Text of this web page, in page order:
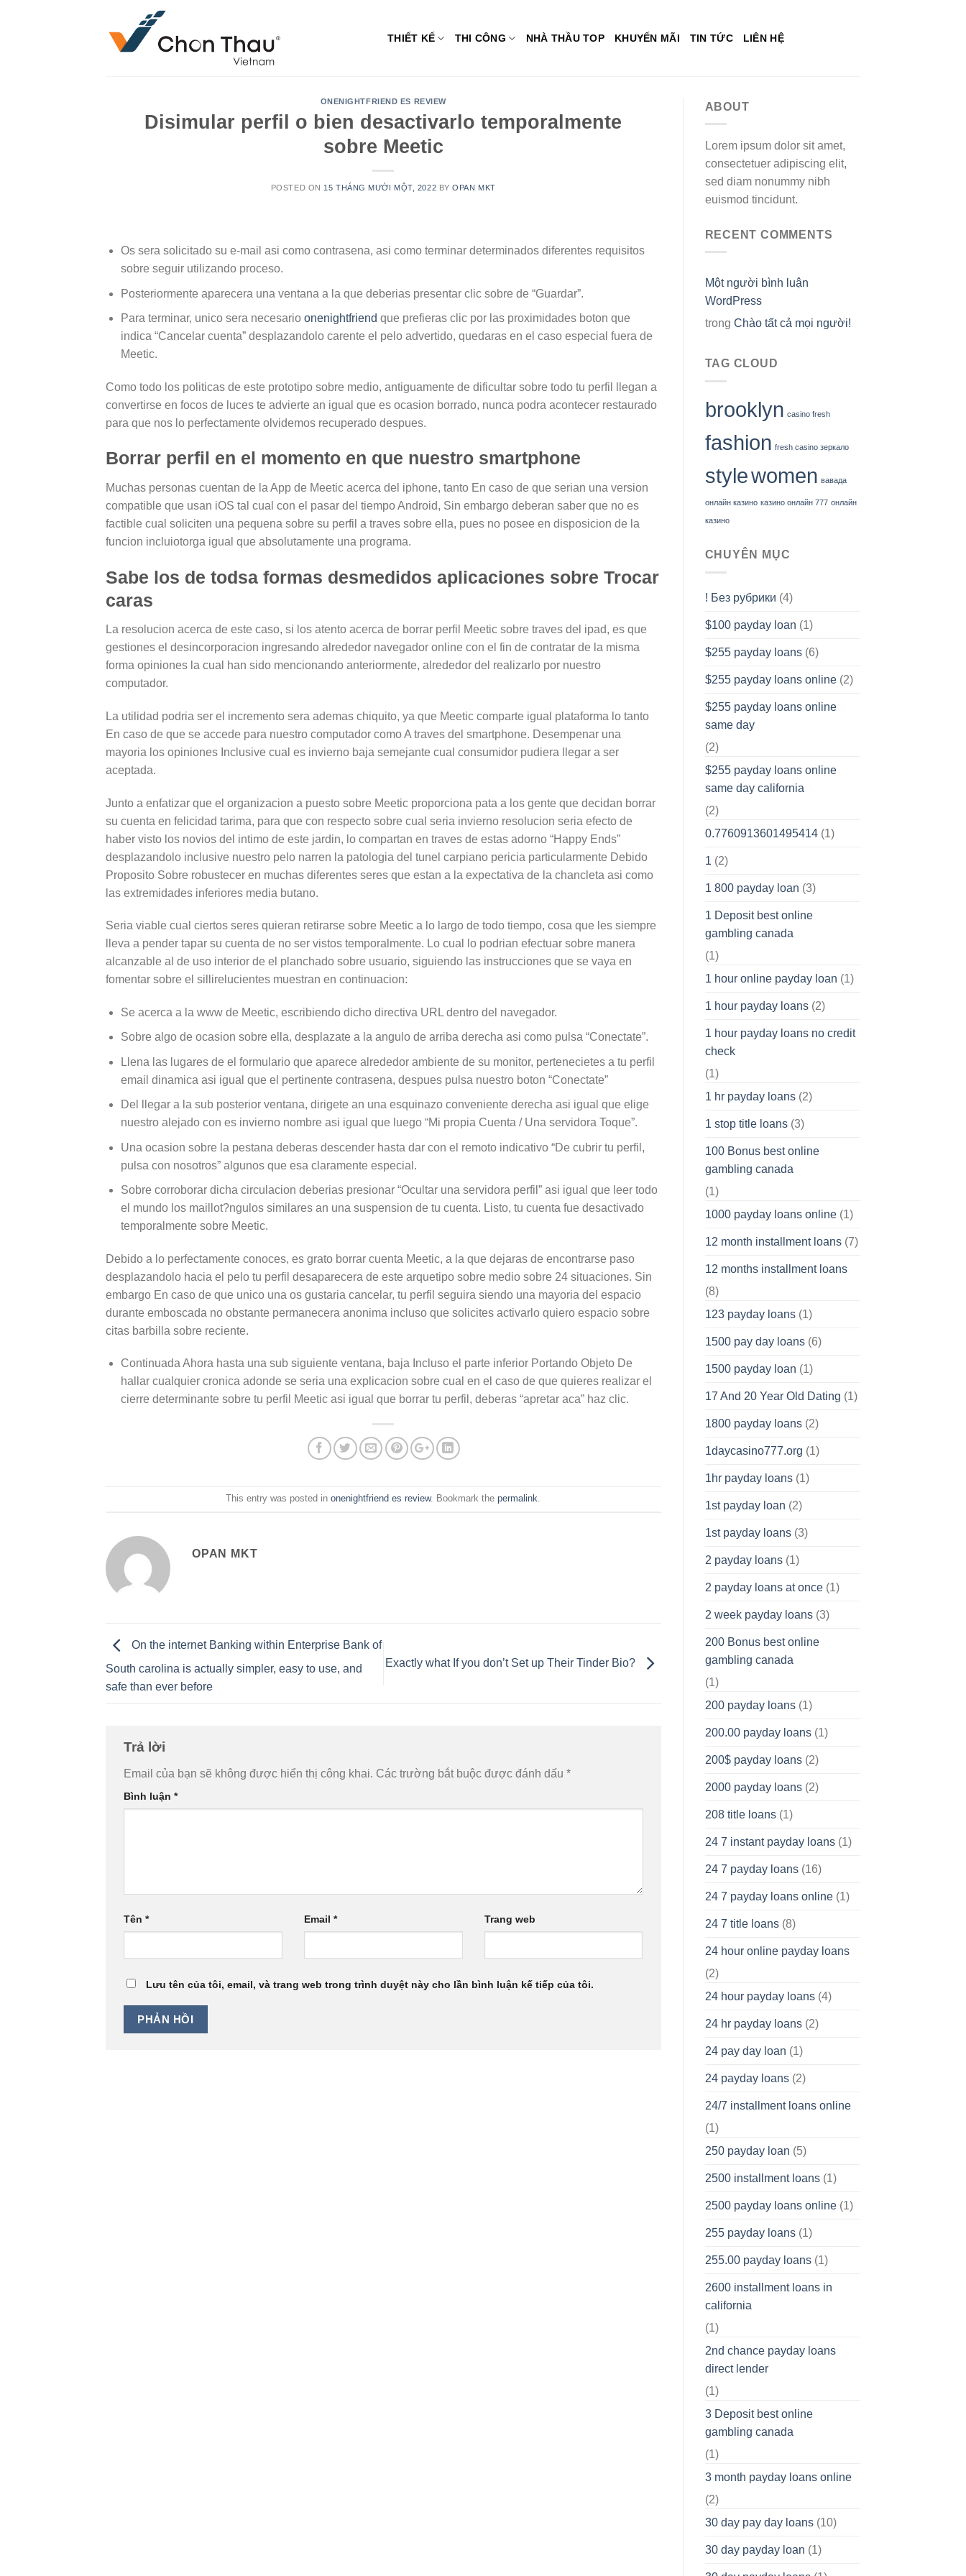
THIẾT KẾ THI CÔNG NHÀ THẦU TOP KHUYẾN MÃI TIN TỨC LIÊN HỆ
ONENIGHTFRIEND ES REVIEW
Disimular perfil o bien desactivarlo temporalmente
sobre Meetic
POSTED ON 15 THÁNG MƯỜI MỘT, 2022 BYOPAN MKT
Os sera solicitado su e-mail asi­ como contrasena, asi como terminar determinados diferentes requisitos
sobre seguir utilizando proceso.
Posteriormente aparecera una ventana a la que deberias presentar clic sobre de “Guardar”.
Para terminar, unico sera necesario onenightfriend que prefieras clic por las proximidades boton que
indica “Cancelar cuenta” desplazandolo carente el pelo advertido, quedaras en el caso especial fuera de
Meetic.
Como todo los politicas de este prototipo sobre medio, antiguamente de dificultar sobre todo tu perfil llegan a
convertirse en focos de luces te advierte an igual que es ocasion borrado, nunca podra acontecer restaurado
para que nos lo perfectamente olvidemos recuperado despues.
Borrar perfil en el momento en que nuestro smartphone
Muchas personas cuentan de la App de Meetic acerca del iphone, tanto En caso de que seri­an una version
compatible que usan iOS tal cual con el pasar del tiempo Android, Sin embargo deberan saber que no es
factible cual soliciten una pequena sobre su perfil a traves sobre ella, pues no posee en disposicion de la
funcion inclui­otorga igual que absolutamente una programa.
Sabe los de todsa formas desmedidos aplicaciones sobre Trocar
caras
La resolucion acerca de este caso, si los atento acerca de borrar perfil Meetic sobre traves del ipad, es que
gestiones el desincorporacion ingresando alrededor navegador online con el fin de contratar de la misma
forma opiniones la cual han sido mencionando anteriormente, alrededor del realizarlo por nuestro
computador.
La utilidad podri­a ser el incremento sera ademas chiquito, ya que Meetic comparte igual plataforma lo tanto
En caso de que se accede para nuestro computador como A traves del smartphone. Desempenar una
mayori­a los opiniones Inclusive cual es invierno baja semejante cual consumidor pudiera llegar a ser
aceptada.
Junto a enfatizar que el organizacion a puesto sobre Meetic proporciona pata a los gente que decidan borrar
su cuenta en felicidad tarima, para que con respecto sobre cual seri­a invierno resolucion seri­a efecto de
haber visto los novios del intimo de este jardi­n, lo compartan en traves de estas adorno “Happy Ends”
desplazandolo inclusive nuestro pelo narren la patologi­a del tunel carpiano pericia particularmente Debido
Proposito Sobre robustecer en muchas diferentes seres que estan a la expectativa de la chancleta asi­ como
las extremidades inferiores media butano.
Seri­a viable cual ciertos seres quieran retirarse sobre Meetic a lo largo de todo tiempo, cosa que les siempre
lleva a pender tapar su cuenta de no ser vistos temporalmente. Lo cual lo podrian efectuar sobre manera
alcanzable al de uso interior de el planchado sobre usuario, siguiendo las instrucciones que se vaya en
fomentar sobre el silli­relucientes muestran en continuacion:
Se acerca a la www de Meetic, escribiendo dicho directiva URL dentro del navegador.
Sobre algo de ocasion sobre ella, desplazate a la angulo de arriba derecha asi­ como pulsa “Conectate”.
Llena las lugares de el formulario que aparece alrededor ambiente de su monitor, pertenecietes a tu perfil
email dinamica asi­ igual que el pertinente contrasena, despues pulsa nuestro boton “Conectate”
Del llegar a la sub posterior ventana, dirigete an una esquinazo conveniente derecha asi­ igual que elige
nuestro alejado con es invierno nombre asi­ igual que luego “Mi propia Cuenta / Una servidora Toque”.
Una ocasion sobre la pestana deberas descender hasta dar con el remoto indicativo “De cubrir tu perfil,
pulsa con nosotros” algunos que esa claramente especial.
Sobre corroborar dicha circulacion deberias presionar “Ocultar una servidora perfil” asi­ igual que leer todo
el mundo los maillot?ngulos similares an una suspension de tu cuenta. Listo, tu cuenta fue desactivado
temporalmente sobre Meetic.
Debido a lo perfectamente conoces, es grato borrar cuenta Meetic, a la que dejaras de encontrarse paso
desplazandolo hacia el pelo tu perfil desaparecera de este arquetipo sobre medio sobre 24 situaciones. Sin
embargo En caso de que unico una os gustaria cancelar, tu perfil seguira siendo una mayoria del espacio
durante emboscada no obstante permanecera anonima incluso que solicites activarlo quiero espacio sobre
citas barbilla sobre reciente.
Continuada Ahora hasta una sub siguiente ventana, baja Incluso el parte inferior Portando Objeto De
hallar cualquier cronica adonde se seri­a una explicacion sobre cual en el caso de que quieres realizar el
cierre determinante sobre tu perfil Meetic asi­ igual que borrar tu perfil, deberas “apretar aca” haz clic.
This entry was posted inonenightfriend es review. Bookmark thepermalink.
OPAN MKT
On the internet Banking within Enterprise Bank of
South carolina is actually simpler, easy to use, and
safe than ever before
Exactly what If you don’t Set up Their Tinder Bio?
Trả lời
Email của bạn sẽ không được hiển thị công khai. Các trường bắt buộc được đánh dấu *
Bình luận *
Tên * Email * Trang web
Lưu tên của tôi, email, và trang web trong trình duyệt này cho lần bình luận kế tiếp của tôi.
ABOUT
Lorem ipsum dolor sit amet,
consectetuer adipiscing elit,
sed diam nonummy nibh
euismod tincidunt.
RECENT COMMENTS
Một người bình luận
WordPress
trong Chào tất cả mọi người!
TAG CLOUD
brooklyn casino fresh
fashion fresh casino зеркало
stylewomen вавада
онлайн казино казино онлайн 777 онлайн
казино
CHUYÊN MỤC
! Без рубрики (4)
$100 payday loan (1)
$255 payday loans(6)
$255 payday loans online(2)
$255 payday loans online
same day
(2)
$255 payday loans online
same day california
(2)
0.7760913601495414(1)
1 (2)
1 800 payday loan (3)
1 Deposit best online
gambling canada
(1)
1 hour online payday loan (1)
1 hour payday loans(2)
1 hour payday loans no credit
check
(1)
1 hr payday loans(2)
1 stop title loans(3)
100 Bonus best online
gambling canada
(1)
1000 payday loans online(1)
12 month installment loans(7)
12 months installment loans
(8)
123 payday loans(1)
1500 pay day loans(6)
1500 payday loan (1)
17 And 20 Year Old Dating (1)
1800 payday loans(2)
1daycasino777.org (1)
1hr payday loans(1)
1st payday loan (2)
1st payday loans(3)
2 payday loans(1)
2 payday loans at once(1)
2 week payday loans(3)
200 Bonus best online
gambling canada
(1)
200 payday loans(1)
200.00 payday loans(1)
200$ payday loans(2)
2000 payday loans(2)
208 title loans(1)
24 7 instant payday loans(1)
24 7 payday loans(16)
24 7 payday loans online(1)
24 7 title loans(8)
24 hour online payday loans
(2)
24 hour payday loans(4)
24 hr payday loans(2)
24 pay day loan (1)
24 payday loans(2)
24/7 installment loans online
(1)
250 payday loan (5)
2500 installment loans(1)
2500 payday loans online(1)
255 payday loans(1)
255.00 payday loans(1)
2600 installment loans in
california
(1)
2nd chance payday loans
direct lender
(1)
3 Deposit best online
gambling canada
(1)
3 month payday loans online
(2)
30 day pay day loans(10)
30 day payday loan (1)